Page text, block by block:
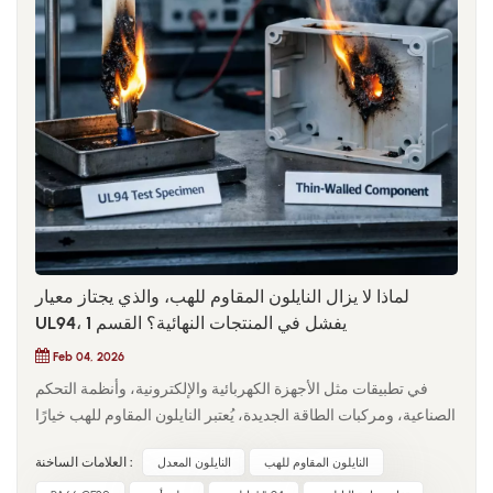
لماذا لا يزال النايلون المقاوم للهب، والذي يجتاز معيار
UL94، يفشل في المنتجات النهائية؟ القسم 1
Feb 04, 2026
في تطبيقات مثل الأجهزة الكهربائية والإلكترونية، وأنظمة التحكم
الصناعية، ومركبات الطاقة الجديدة، يُعتبر النايلون المقاوم للهب خيارًا
مرحلة الاختيار، يُفترض عادةً استيفاء المتطلبات التنظيمية ومتطلبات
العلامات الساخنة : النايلون المعدل النايلون المقاوم للهب